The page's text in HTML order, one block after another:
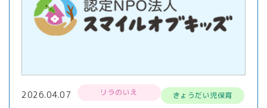
2026.04.07 リラのいえ きょうだい児保育